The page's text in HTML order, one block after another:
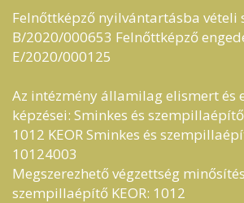
Felnőttképző nyilvántartásba vételi
B/2020/000653 Felnőttképző
E/2020/000125
Az intézmény államilag elismert és
képzései: Sminkes és
1012 KEOR Sminkes és
10124003
Megszerezhető végzettség
szempillaépítő KEOR: 1012